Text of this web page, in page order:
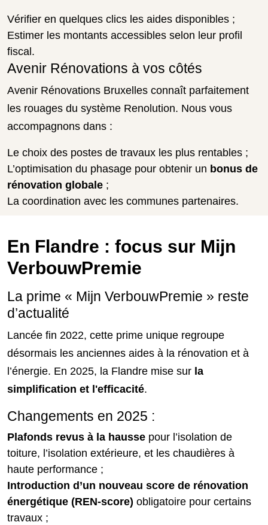
Vérifier en quelques clics les aides disponibles ;
Estimer les montants accessibles selon leur profil
fiscal.
Avenir Rénovations à vos côtés
Avenir Rénovations Bruxelles connaît parfaitement
les rouages du système Renolution. Nous vous
accompagnons dans :
Le choix des postes de travaux les plus rentables ;
L’optimisation du phasage pour obtenir un bonus de
rénovation globale ;
La coordination avec les communes partenaires.
En Flandre : focus sur Mijn
VerbouwPremie
La prime « Mijn VerbouwPremie » reste
d’actualité
Lancée fin 2022, cette prime unique regroupe
désormais les anciennes aides à la rénovation et à
l’énergie. En 2025, la Flandre mise sur la
simplification et l'efficacité.
Changements en 2025 :
Plafonds revus à la hausse pour l’isolation de
toiture, l’isolation extérieure, et les chaudières à
haute performance ;
Introduction d’un nouveau score de rénovation
énergétique (REN-score) obligatoire pour certains
travaux ;